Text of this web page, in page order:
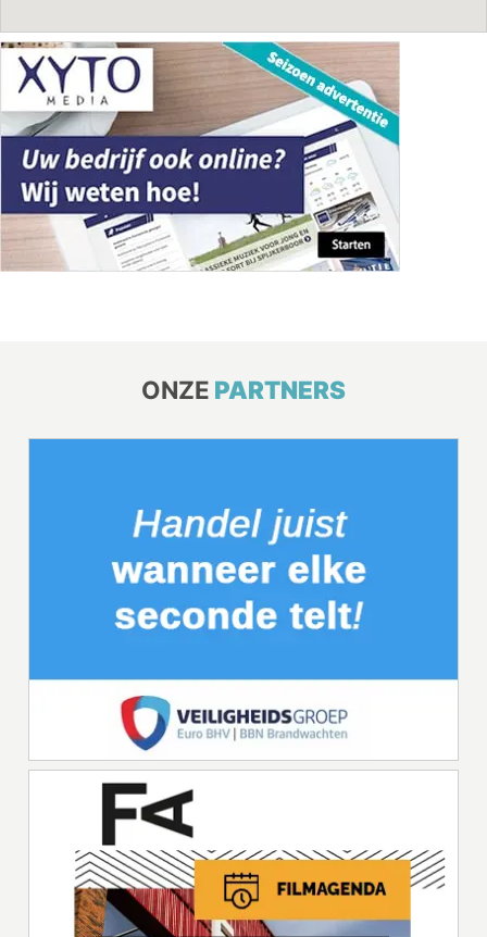
ONZE PARTNERS